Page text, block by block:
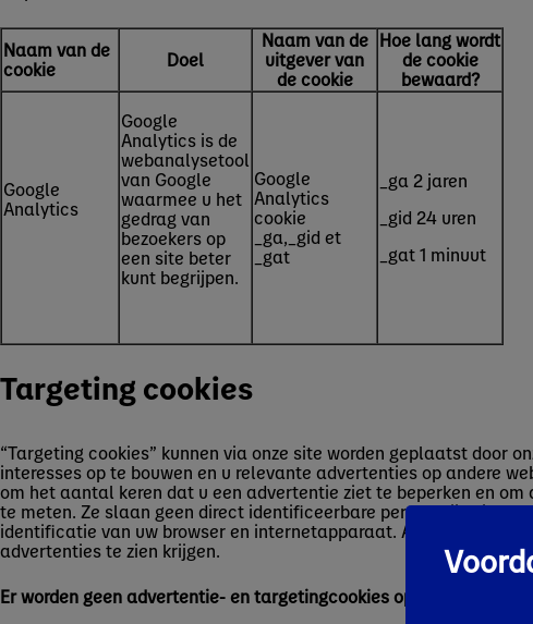
Naam van de
cookie
Doel
Naam van de
uitgever van
de cookie
Hoe lang wordt
de cookie
bewaard?
Google
Analytics
Google
Analytics is de
webanalysetool
van Google
waarmee u het
gedrag van
bezoekers op
een site beter
kunt begrijpen.
Google
Analytics
cookie
_ga,_gid et
_gat
_ga 2 jaren
_gid 24 uren
_gat 1 minuut
Targeting cookies
“Targeting cookies” kunnen via onze site worden geplaatst door
interesses op te bouwen en u relevante advertenties op andere
om het aantal keren dat u een advertentie ziet te beperken en
te meten. Ze slaan geen direct identificeerbare persoonlijke
identificatie van uw browser en internetapparaat. Als u deze
advertenties te zien krijgen.
Er worden geen advertentie- en targetingcookies op de site gebruikt